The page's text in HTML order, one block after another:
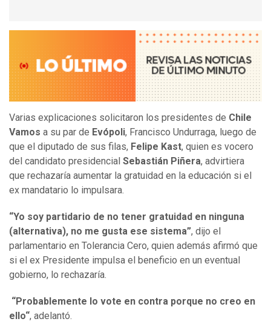
Varias explicaciones solicitaron los presidentes de Chile
Vamos a su par de Evópoli, Francisco Undurraga, luego de
que el diputado de sus filas, Felipe Kast, quien es vocero
del candidato presidencial Sebastián Piñera, advirtiera
que rechazaría aumentar la gratuidad en la educación si el
ex mandatario lo impulsara.
“Yo soy partidario de no tener gratuidad en ninguna
(alternativa), no me gusta ese sistema”, dijo el
parlamentario en Tolerancia Cero, quien además afirmó que
si el ex Presidente impulsa el beneficio en un eventual
gobierno, lo rechazaría.
“Probablemente lo vote en contra porque no creo en
ello“, adelantó.